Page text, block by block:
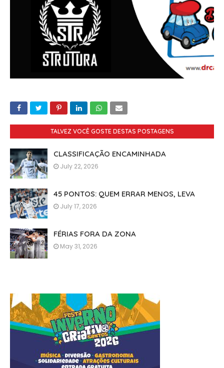
TALVEZ VOCÊ GOSTE DESTAS POSTAGENS
CLASSIFICAÇÃO ENCAMINHADA
July 22, 2026
45 PONTOS: QUEM ERRAR MENOS, LEVA
July 17, 2026
FÉRIAS FORA DA ZONA
May 31, 2026